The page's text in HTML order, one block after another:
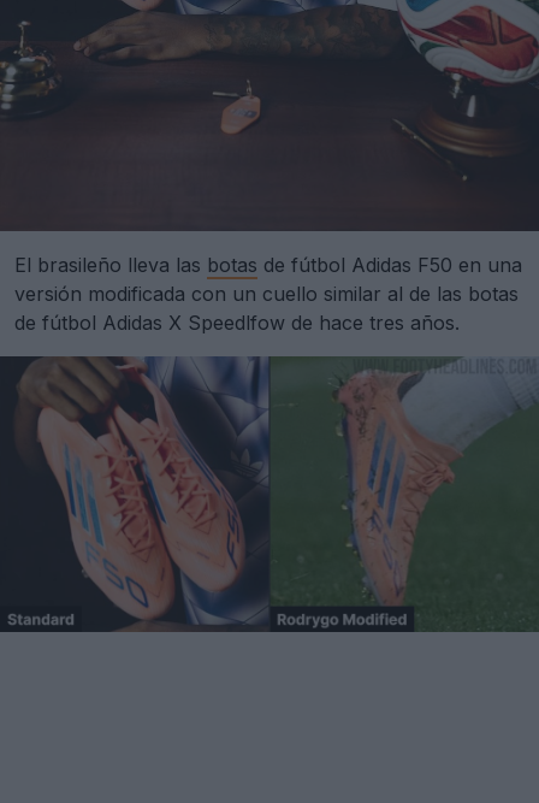
El brasileño lleva las botas de fútbol Adidas F50 en una
versión modificada con un cuello similar al de las botas
de fútbol Adidas X Speedlfow de hace tres años.